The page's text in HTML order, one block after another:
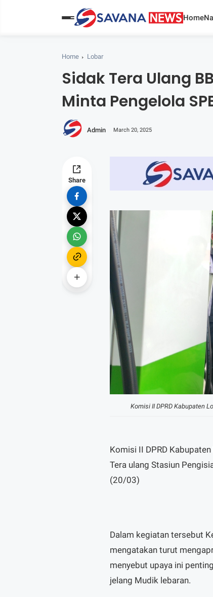
Home
Home Lobar
Sidak Tera Ulang
Minta Pengelola
Admin March 20, 2025
Share
Komisi II DPRD Kabupaten
Komisi II DPRD
Tera ulang Stasiun
(20/03)
Dalam kegiatan tersebut
mengatakan turut
menyebut upaya ini
jelang Mudik lebaran.